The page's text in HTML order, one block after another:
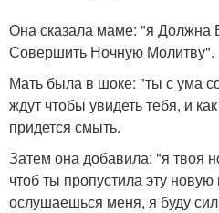
Она сказала маме: "я Должна
Совершить Ночную Молитву".
Мать была в шоке: "ты с ума
ждут чтобы увидеть тебя, и
придется смыть.
Затем она добавила: "я твоя
чтоб ты пропустила эту
ослушаешься меня, я буду